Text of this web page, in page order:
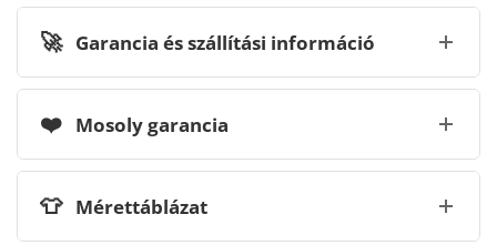
🚀 Garancia és szállítási információ
❤️ Mosoly garancia
👕 Mérettáblázat